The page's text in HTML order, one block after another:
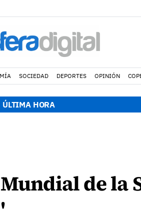
SOCIEDAD DEPORTES OPINIÓN
ÚLTIMA HORA
de la